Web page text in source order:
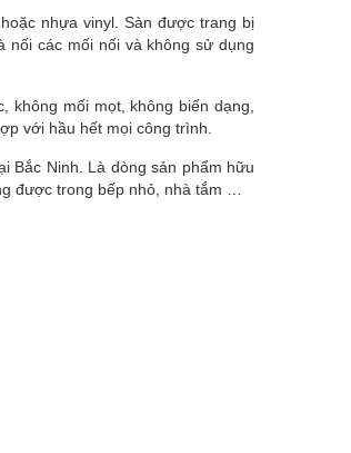
nhựa vinyl. Sàn được trang bị
nối các mối nối và không sử dụng
mối mọt, không biến dạng,
với hầu hết mọi công trình.
Bắc Ninh. Là dòng sản phẩm hữu
được trong bếp nhỏ, nhà tắm …